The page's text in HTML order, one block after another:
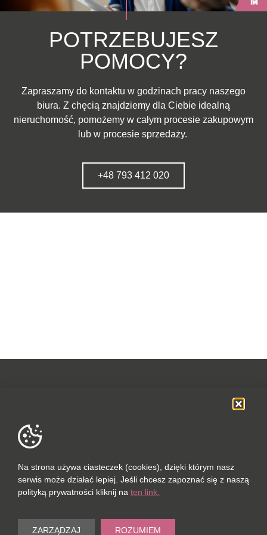
POTRZEBUJESZ
POMOCY?
Zapraszamy do kontaktu w godzinach pracy naszego
biura. Z chęcią znajdziemy dla Ciebie idealną
nieruchomość, pomożemy w całym procesie zakupowym
lub w procesie sprzedaży.
+48 793 412 020
POLUBIONYCH (0 / 10)
SOCIAL MEDIA
DANE FIRMOWE
© 2023
Na strona używa ciasteczek (cookies), dzięki którym nasz
serwis może działać lepiej. Jeśli chcesz zapoznać się z naszą
polityką prywatności kliknij na ten link.
ZARZĄDZAJ ROZUMIEM